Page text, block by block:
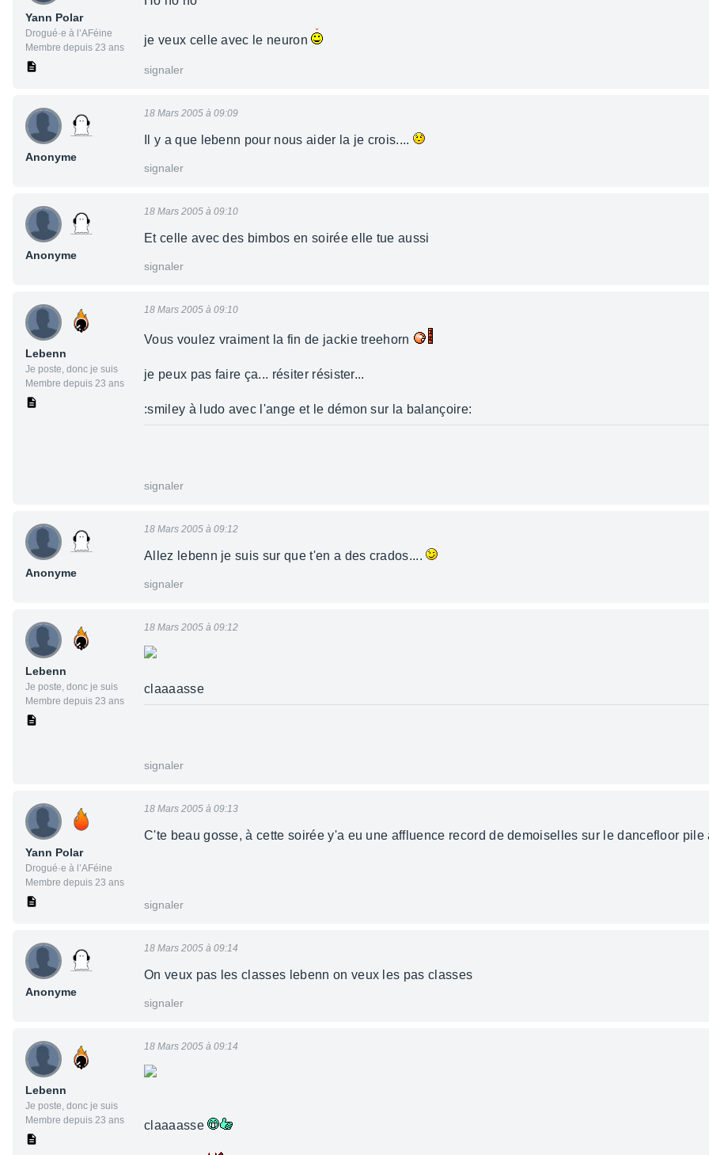
Yann Polar
Drogué·e à l’AFéine
Membre depuis 23 ans
je veux celle avec le neuron
signaler
Anonyme
18 Mars 2005 à 09:09
Il y a que lebenn pour nous aider la je crois....
signaler
Anonyme
18 Mars 2005 à 09:10
Et celle avec des bimbos en soirée elle tue aussi
signaler
Lebenn
Je poste, donc je suis
Membre depuis 23 ans
18 Mars 2005 à 09:10
Vous voulez vraiment la fin de jackie treehorn
je peux pas faire ça... résiter résister...
:smiley à ludo avec l'ange et le démon sur la balançoire:
signaler
Anonyme
18 Mars 2005 à 09:12
Allez lebenn je suis sur que t'en a des crados....
signaler
Lebenn
Je poste, donc je suis
Membre depuis 23 ans
18 Mars 2005 à 09:12
claaaasse
signaler
Yann Polar
Drogué·e à l’AFéine
Membre depuis 23 ans
18 Mars 2005 à 09:13
C'te beau gosse, à cette soirée y'a eu une affluence record de demoiselles sur le dancefloor pile
signaler
Anonyme
18 Mars 2005 à 09:14
On veux pas les classes lebenn on veux les pas classes
signaler
Lebenn
Je poste, donc je suis
Membre depuis 23 ans
18 Mars 2005 à 09:14
claaaasse